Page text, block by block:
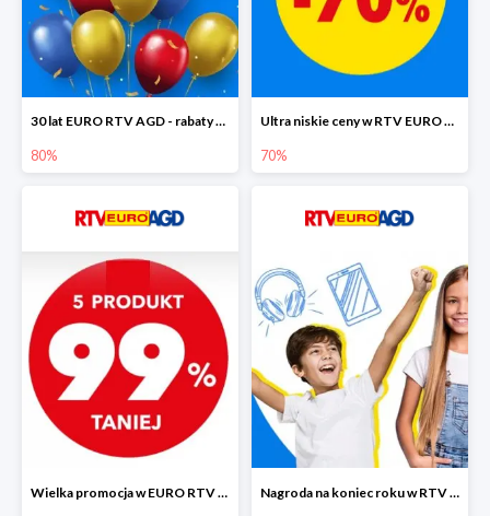
30 lat EURO RTV AGD - rabaty do -80%
80%
Ultra niskie ceny w RTV EURO AGD do -70%
70%
Wielka promocja w EURO RTV AGD do -99% Nagroda na koniec roku w RTV EURO AGD do -60%